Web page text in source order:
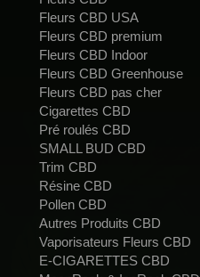
Fleurs CBD USA
Fleurs CBD premium
Fleurs CBD Indoor
Fleurs CBD Greenhouse
Fleurs CBD pas cher
Cigarettes CBD
Pré roulés CBD
SMALL BUD CBD
Trim CBD
Résine CBD
Pollen CBD
Autres Produits CBD
Vaporisateurs Fleurs CBD
E-CIGARETTES CBD